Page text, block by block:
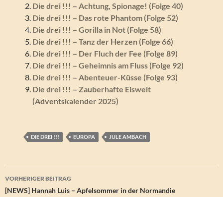
Die drei !!! – Achtung, Spionage! (Folge 40)
Die drei !!! – Das rote Phantom (Folge 52)
Die drei !!! – Gorilla in Not (Folge 58)
Die drei !!! – Tanz der Herzen (Folge 66)
Die drei !!! – Der Fluch der Fee (Folge 89)
Die drei !!! – Geheimnis am Fluss (Folge 92)
Die drei !!! – Abenteuer-Küsse (Folge 93)
Die drei !!! – Zauberhafte Eiswelt
(Adventskalender 2025)
DIE DREI !!! EUROPA JULE AMBACH
Beitragsnavigation
VORHERIGER BEITRAG
[NEWS] Hannah Luis – Apfelsommer in der Normandie